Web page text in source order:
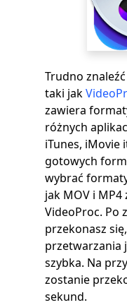
Trudno
taki jak
zawiera
różnych
iTunes, iMovie
gotowych
wybrać
jak MOV i
VideoProc. Po
przekonasz
przetwarzania
szybka. Na
zostanie
sekund.